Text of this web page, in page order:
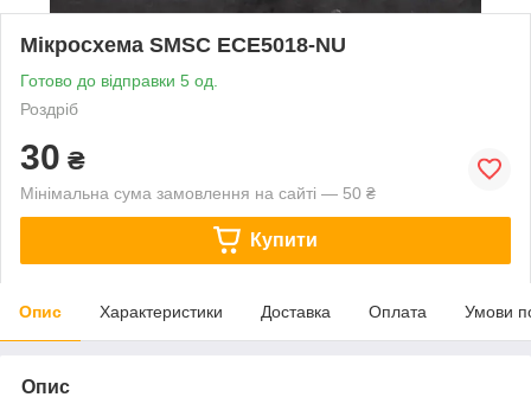
Мікросхема SMSC ECE5018-NU
Готово до відправки 5 од.
Роздріб
30 ₴
Мінімальна сума замовлення на сайті — 50 ₴
Купити
Опис Характеристики Доставка Оплата Умови
Опис